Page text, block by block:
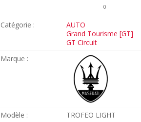
0
Catégorie :
AUTO
Grand Tourisme [GT]
GT Circuit
Marque :
Modèle :
TROFEO LIGHT